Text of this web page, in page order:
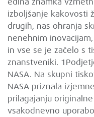
izboljšanje kakovosti
drugih, nas ohranja
nenehnim
in vse se je začelo s
znanstveniki.
NASA. Na skupni
NASA priznala
prilagajanju
vsakodnevno